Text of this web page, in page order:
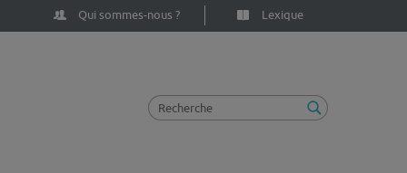
Lexique
Qui sommes-nous ?